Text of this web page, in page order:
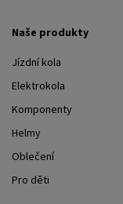
Naše produkty
Jízdní kola
Elektrokola
Komponenty
Helmy
Oblečení
Pro děti